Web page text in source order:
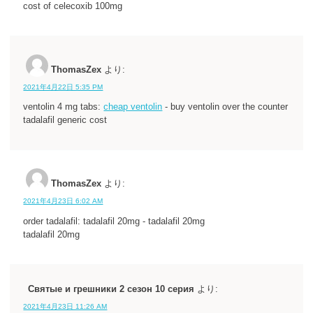
cost of celecoxib 100mg
ThomasZex より:
2021年4月22日 5:35 PM
ventolin 4 mg tabs:cheap ventolin - buy ventolin over the counter
tadalafil generic cost
ThomasZex より:
2021年4月23日 6:02 AM
order tadalafil: tadalafil 20mg - tadalafil 20mg
tadalafil 20mg
Святые и грешники 2 сезон 10 серия より:
2021年4月23日 11:26 AM